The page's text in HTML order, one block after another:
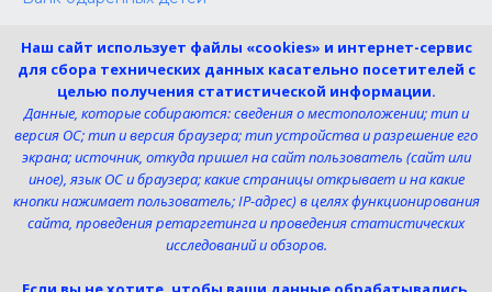
Независимая оценка
Меры поддержки участников СВО
Телефон:
8 (4725) 240725
Электронная почта:
uk-dshi1@belgov.ru
Наш сайт использует файлы «cookies» и интернет-сервис
для сбора технических данных касательно посетителей с
целью получения статистической информации.
Данные, которые собираются: сведения о местоположении; тип и
версия ОС; тип и версия браузера; тип устройства и разрешение его
экрана; источник, откуда пришел на сайт пользователь (сайт или
иное), язык ОС и браузера; какие страницы открывает и на какие
кнопки нажимает пользователь; IP-адрес) в целях функционирования
сайта, проведения ретаргетинга и проведения статистических
исследований и обзоров.